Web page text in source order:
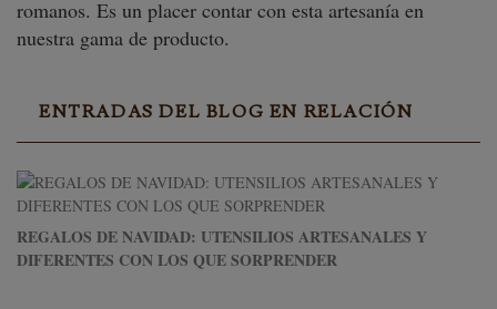
romanos. Es un placer contar con esta artesanía en
nuestra gama de producto.
ENTRADAS DEL BLOG EN RELACIÓN
REGALOS DE NAVIDAD: UTENSILIOS ARTESANALES Y
DIFERENTES CON LOS QUE SORPRENDER